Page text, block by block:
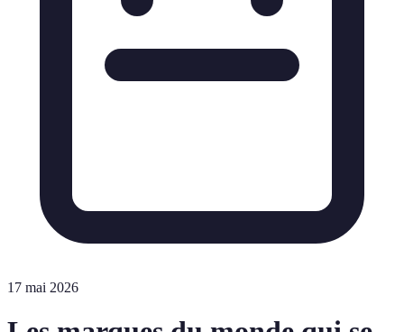
17 mai 2026